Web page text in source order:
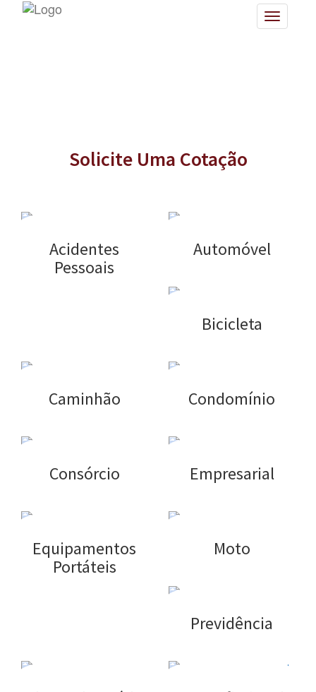
Toggle
Solicite Uma Cotação
Acidentes
Pessoais
Automóvel
Bicicleta
Caminhão Condomínio
Consórcio Empresarial
Equipamentos
Portáteis
Moto
Previdência